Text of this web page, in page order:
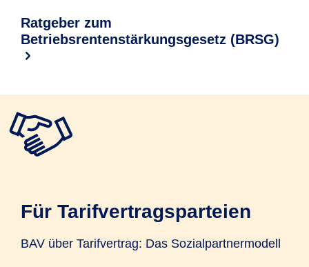
Ratgeber zum
Betriebsrentenstärkungsgesetz (BRSG)
Für Tarifvertragsparteien
BAV über Tarifvertrag: Das Sozialpartnermodell